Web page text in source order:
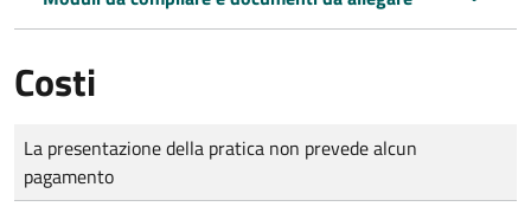
Costi
Tipo di pagamento
Importo
La presentazione della pratica non prevede alcun
pagamento